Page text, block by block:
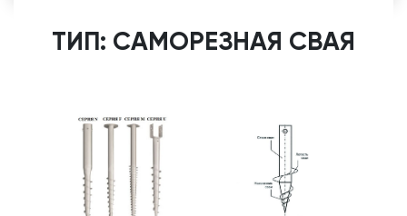
ТИП: САМОРЕЗНАЯ СВАЯ